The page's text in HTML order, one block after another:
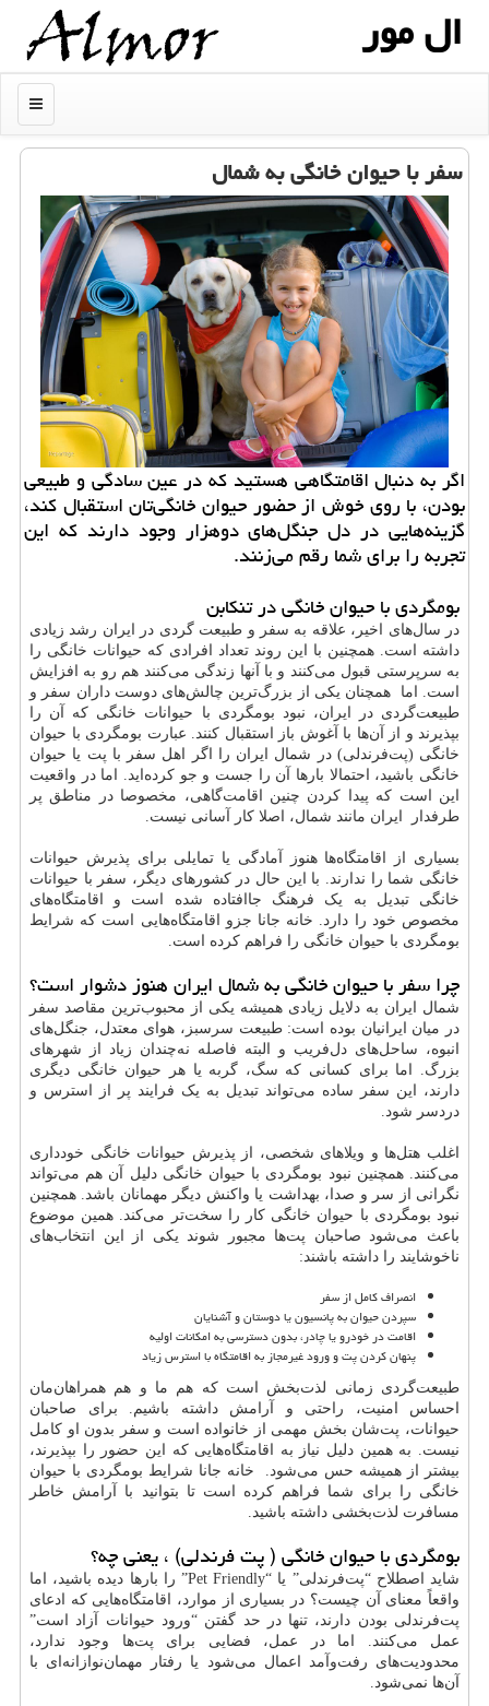
ال مور
منو
سفر با حیوان خانگی به شمال
اگر به دنبال اقامتگاهی هستید که در عین سادگی و طبیعی
بودن، با روی خوش از حضور حیوان خانگی‌تان استقبال کند،
گزینه‌هایی در دل جنگل‌های دوهزار وجود دارند که این
تجربه را برای شما رقم می‌زنند.
بومگردی با حیوان خانگی در تنکابن
در سال‌های اخیر، علاقه به سفر و طبیعت گردی در ایران رشد زیادی
داشته است. همچنین با این روند تعداد افرادی که حیوانات خانگی را
به سرپرستی قبول می‌کنند و با آنها زندگی می‌کنند هم رو به افزایش
است. اما همچنان یکی از بزرگ‌ترین چالش‌های دوست داران سفر و
طبیعت‌گردی در ایران، نبود بومگردی با حیوانات خانگی که آن را
بپذیرند و از آن‌ها با آغوش باز استقبال کنند. عبارت بومگردی با حیوان
خانگی (پت‌فرندلی) در شمال ایران را اگر اهل سفر با پت یا حیوان
خانگی باشید، احتمالا بارها آن را جست و جو کرده‌اید. اما در واقعیت
این است که پیدا کردن چنین اقامت‌گاهی، مخصوصا در مناطق پر
طرفدار ایران مانند شمال، اصلا کار آسانی نیست.
بسیاری از اقامتگاه‌ها هنوز آمادگی یا تمایلی برای پذیرش حیوانات
خانگی شما را ندارند. با این حال در کشورهای دیگر، سفر با حیوانات
خانگی تبدیل به یک فرهنگ جاافتاده شده است و اقامتگاه‌های
مخصوص خود را دارد. خانه جانا جزو اقامتگاه‌هایی است که شرایط
بومگردی با حیوان خانگی را فراهم کرده است.
چرا سفر با حیوان خانگی به شمال ایران هنوز دشوار است؟
شمال ایران به دلایل زیادی همیشه یکی از محبوب‌ترین مقاصد سفر
در میان ایرانیان بوده است: طبیعت سرسبز، هوای معتدل، جنگل‌های
انبوه، ساحل‌های دل‌فریب و البته فاصله نه‌چندان زیاد از شهرهای
بزرگ. اما برای کسانی که سگ، گربه یا هر حیوان خانگی دیگری
دارند، این سفر ساده می‌تواند تبدیل به یک فرایند پر از استرس و
دردسر شود.
اغلب هتل‌ها و ویلاهای شخصی، از پذیرش حیوانات خانگی خودداری
می‌کنند. همچنین نبود بومگردی با حیوان خانگی دلیل آن هم می‌تواند
نگرانی از سر و صدا، بهداشت یا واکنش دیگر مهمانان باشد. همچنین
نبود بومگردی با حیوان خانگی کار را سخت‌تر می‌کند. همین موضوع
باعث می‌شود صاحبان پت‌ها مجبور شوند یکی از این انتخاب‌های
ناخوشایند را داشته باشند:
انصراف کامل از سفر
سپردن حیوان به پانسیون یا دوستان و آشنایان
اقامت در خودرو یا چادر، بدون دسترسی به امکانات اولیه
پنهان کردن پت و ورود غیرمجاز به اقامتگاه با استرس زیاد
طبیعت‌گردی زمانی لذت‌بخش است که هم ما و هم همراهان‌مان
احساس امنیت، راحتی و آرامش داشته باشیم. برای صاحبان
حیوانات، پت‌شان بخش مهمی از خانواده است و سفر بدون او کامل
نیست. به همین دلیل نیاز به اقامتگاه‌هایی که این حضور را بپذیرند،
بیشتر از همیشه حس می‌شود. خانه جانا شرایط بومگردی با حیوان
خانگی را برای شما فراهم کرده است تا بتوانید با آرامش خاطر
مسافرت لذت‌بخشی داشته باشید.
بومگردی با حیوان خانگی ( پت فرندلی) ، یعنی چه؟
شاید اصطلاح “پت‌فرندلی” یا “Pet Friendly” را بارها دیده باشید، اما
واقعاً معنای آن چیست؟ در بسیاری از موارد، اقامتگاه‌هایی که ادعای
پت‌فرندلی بودن دارند، تنها در حد گفتن “ورود حیوانات آزاد است”
عمل می‌کنند. اما در عمل، فضایی برای پت‌ها وجود ندارد،
محدودیت‌های رفت‌وآمد اعمال می‌شود یا رفتار مهمان‌نوازانه‌ای با
آن‌ها نمی‌شود.